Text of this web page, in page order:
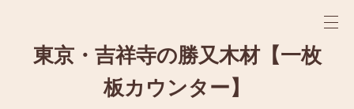
東京・吉祥寺の勝又木材【一枚
板カウンター】